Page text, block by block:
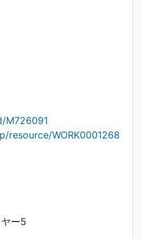
M726091
resource/WORK0001268
ー5